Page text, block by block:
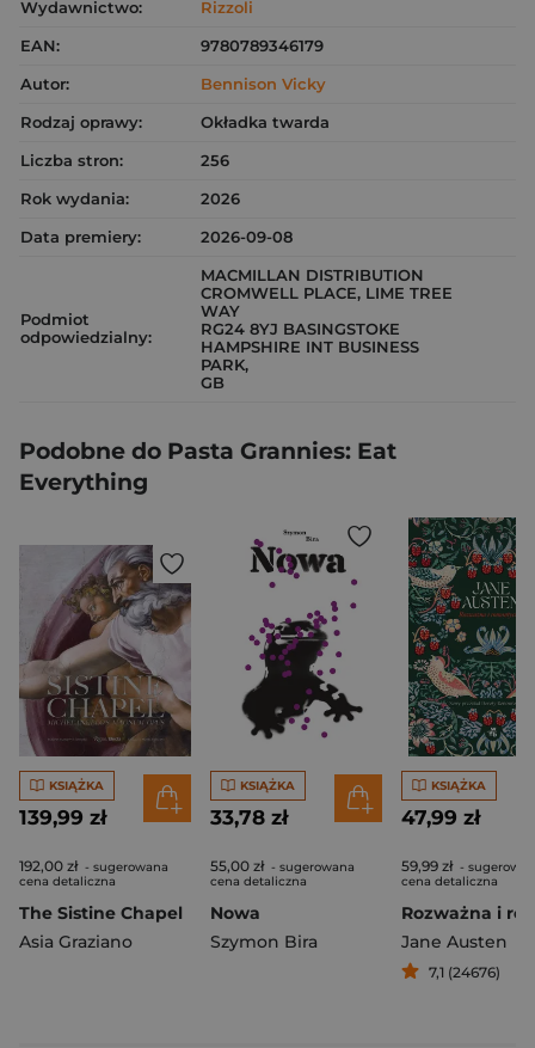
Wydawnictwo:
Rizzoli
EAN:
9780789346179
Autor:
Bennison Vicky
Rodzaj oprawy:
Okładka twarda
Liczba stron:
256
Rok wydania:
2026
Data premiery:
2026-09-08
Podmiot
odpowiedzialny:
MACMILLAN DISTRIBUTION
CROMWELL PLACE, LIME TREE
WAY
RG24 8YJ BASINGSTOKE
HAMPSHIRE INT BUSINESS
PARK,
GB
Podobne do Pasta Grannies: Eat
Everything
KSIĄŻKA
139,99 zł
192,00 zł - sugerowana
cena detaliczna
The Sistine Chapel
Asia Graziano
KSIĄŻKA
33,78 zł
55,00 zł - sugerowana
cena detaliczna
Nowa
Szymon Bira
KSIĄŻKA
47,99 zł
59,99 zł -
cena detaliczna
Jane Austen
7,1 (24676)